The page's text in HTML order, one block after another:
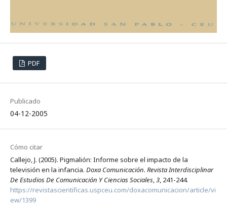
PDF
Publicado
04-12-2005
Cómo citar
Callejo, J. (2005). Pigmalión: Informe sobre el impacto de la
televisión en la infancia. Doxa Comunicación. Revista Interdisciplinar
De Estudios De Comunicación Y Ciencias Sociales,3, 241-244.
https://revistascientificas.uspceu.com/doxacomunicacion/article/vi
ew/1399